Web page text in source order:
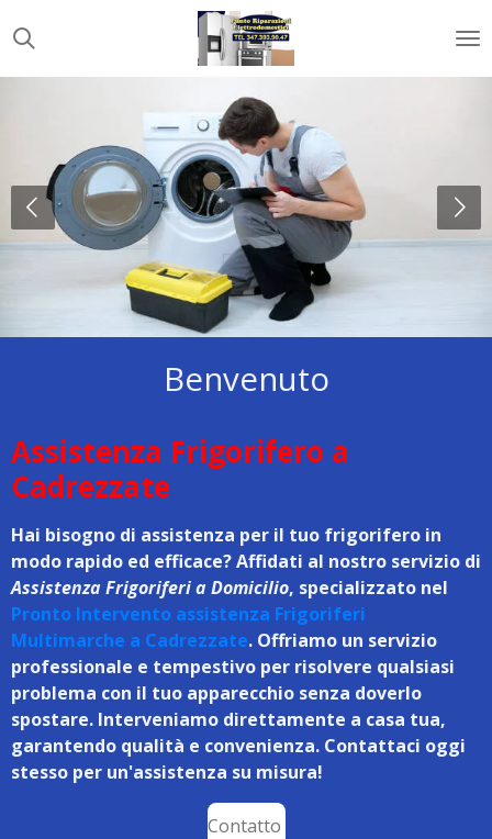
al
contenuto
Benvenuto
Assistenza Frigorifero a
Cadrezzate
Hai bisogno di assistenza per il tuo frigorifero in
modo rapido ed efficace? Affidati al nostro servizio di
Assistenza Frigoriferi a Domicilio, specializzato nel
Pronto Intervento assistenza Frigoriferi
Multimarche a Cadrezzate. Offriamo un servizio
professionale e tempestivo per risolvere qualsiasi
problema con il tuo apparecchio senza doverlo
spostare. Interveniamo direttamente a casa tua,
garantendo qualità e convenienza. Contattaci oggi
stesso per un'assistenza su misura!
Contatto